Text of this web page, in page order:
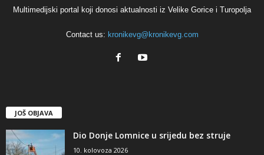
Multimedijski portal koji donosi aktualnosti iz Velike Gorice i Turopolja
Contact us: kronikevg@kronikevg.com
JOŠ OBJAVA
Dio Donje Lomnice u srijedu bez struje
10. kolovoza 2026